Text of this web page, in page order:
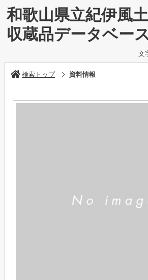
和歌山県立紀伊風
収蔵品データベー
文
検索トップ 資料情報